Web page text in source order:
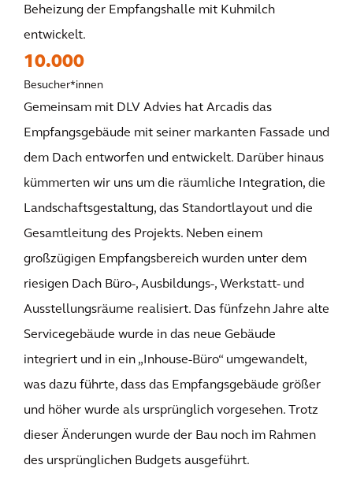
Beheizung der Empfangshalle mit Kuhmilch
entwickelt.
10.000
Besucher*innen
Gemeinsam mit DLV Advies hat Arcadis das
Empfangsgebäude mit seiner markanten Fassade und
dem Dach entworfen und entwickelt. Darüber hinaus
kümmerten wir uns um die räumliche Integration, die
Landschaftsgestaltung, das Standortlayout und die
Gesamtleitung des Projekts. Neben einem
großzügigen Empfangsbereich wurden unter dem
riesigen Dach Büro-, Ausbildungs-, Werkstatt- und
Ausstellungsräume realisiert. Das fünfzehn Jahre alte
Servicegebäude wurde in das neue Gebäude
integriert und in ein „Inhouse-Büro“ umgewandelt,
was dazu führte, dass das Empfangsgebäude größer
und höher wurde als ursprünglich vorgesehen. Trotz
dieser Änderungen wurde der Bau noch im Rahmen
des ursprünglichen Budgets ausgeführt.